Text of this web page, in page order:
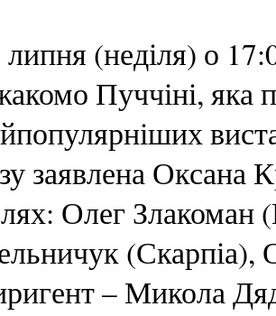
липня (неділя) о
Пуччіні, яка
заявлена Оксана
Олег Злакоман
(Скарпіа),
– Микола